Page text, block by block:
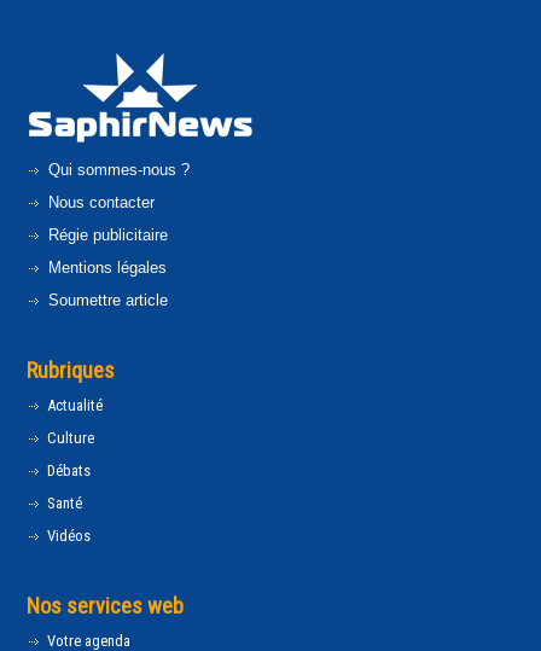
Qui sommes-nous ?
Nous contacter
Régie publicitaire
Mentions légales
Soumettre article
Rubriques
Actualité
Culture
Débats
Santé
Vidéos
Nos services web
Votre agenda